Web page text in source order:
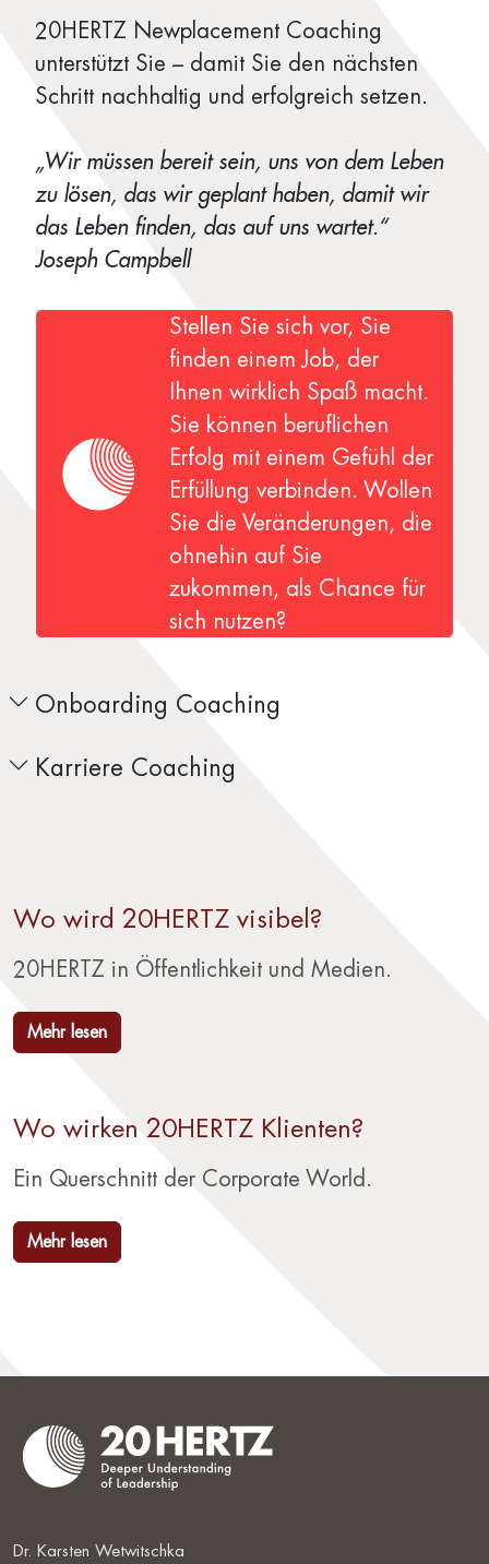
20HERTZ Newplacement Coaching
unterstützt Sie – damit Sie den nächsten
Schritt nachhaltig und erfolgreich setzen.
„Wir müssen bereit sein, uns von dem Leben
zu lösen, das wir geplant haben, damit wir
das Leben finden, das auf uns wartet.“
Joseph Campbell
Stellen Sie sich vor, Sie
finden einem Job, der
Ihnen wirklich Spaß macht.
Sie können beruflichen
Erfolg mit einem Gefühl der
Erfüllung verbinden. Wollen
Sie die Veränderungen, die
ohnehin auf Sie
zukommen, als Chance für
sich nutzen?
Onboarding Coaching
Karriere Coaching
Wo wird 20HERTZ visibel?
20HERTZ in Öffentlichkeit und Medien.
Mehr lesen
Wo wirken 20HERTZ Klienten?
Ein Querschnitt der Corporate World.
Mehr lesen
Dr. Karsten Wetwitschka